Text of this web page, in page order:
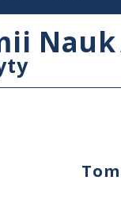
Nauk
Tom